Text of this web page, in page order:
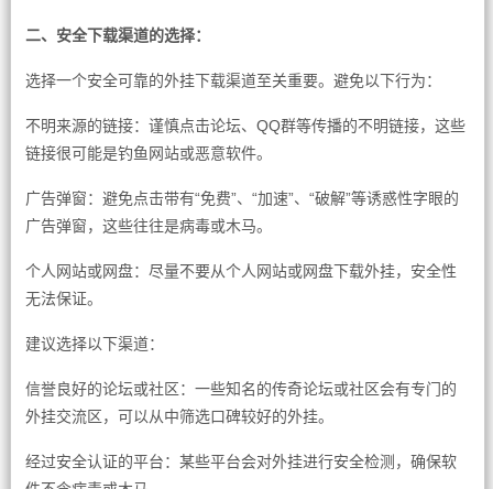
二、安全下载渠道的选择：
选择一个安全可靠的外挂下载渠道至关重要。避免以下行为：
不明来源的链接：谨慎点击论坛、QQ群等传播的不明链接，这些
链接很可能是钓鱼网站或恶意软件。
广告弹窗：避免点击带有“免费”、“加速”、“破解”等诱惑性字眼的
广告弹窗，这些往往是病毒或木马。
个人网站或网盘：尽量不要从个人网站或网盘下载外挂，安全性
无法保证。
建议选择以下渠道：
信誉良好的论坛或社区：一些知名的传奇论坛或社区会有专门的
外挂交流区，可以从中筛选口碑较好的外挂。
经过安全认证的平台：某些平台会对外挂进行安全检测，确保软